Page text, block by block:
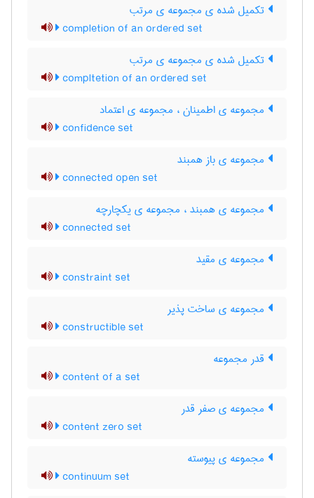
تکمیل شده ی مجموعه ی مرتب
completion of an ordered set
تکمیل شده ی مجموعه ی مرتب
compltetion of an ordered set
مجموعه ی اطمینان ، مجموعه ی اعتماد
confidence set
مجموعه ی باز همبند
connected open set
مجموعه ی همبند ، مجموعه ی یکچارچه
connected set
مجموعه ی مقید
constraint set
مجموعه ی ساخت پذیر
constructible set
قدر مجموعه
content of a set
مجموعه ی صفر قدر
content zero set
مجموعه ی پیوسته
continuum set